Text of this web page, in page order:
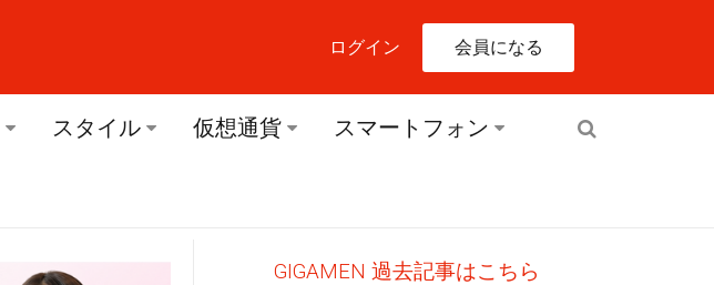
ログイン 会員になる
スタイル 仮想通貨 スマートフォン
GIGAMEN 過去記事はこちら